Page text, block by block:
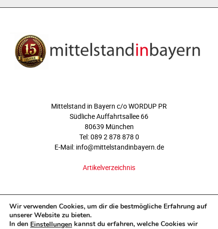
Mittelstand in Bayern c/o WORDUP PR
Südliche Auffahrtsallee 66
80639 München
Tel: 089 2 878 878 0
E-Mail: info@mittelstandinbayern.de
Artikelverzeichnis
Wir verwenden Cookies, um dir die bestmögliche Erfahrung auf
unserer Website zu bieten.
In den Einstellungen kannst du erfahren, welche Cookies wir